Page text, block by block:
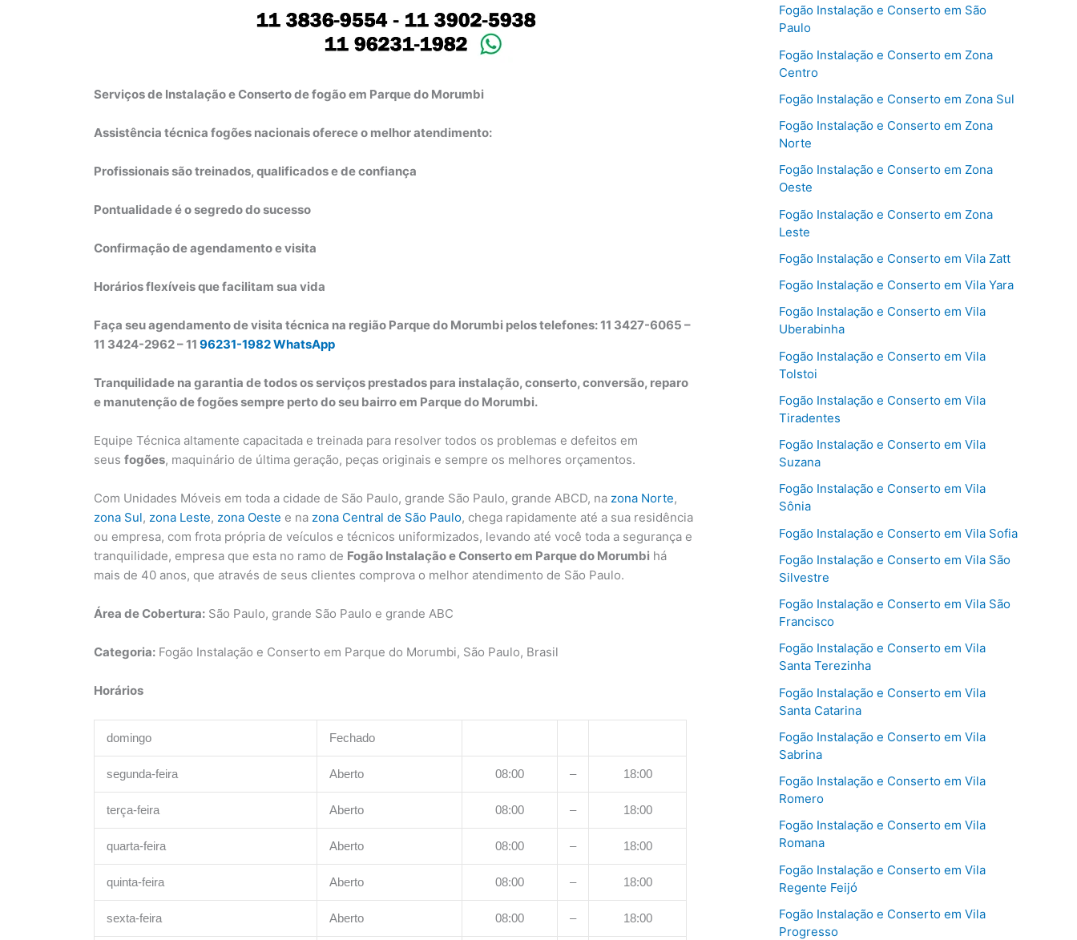
Serviços de Instalação e Conserto de fogão em Parque do Morumbi
Assistência técnica fogões nacionais oferece o melhor atendimento:
Profissionais são treinados, qualificados e de confiança
Pontualidade é o segredo do sucesso
Confirmação de agendamento e visita
Horários flexíveis que facilitam sua vida
Faça seu agendamento de visita técnica na região Parque do Morumbi pelos telefones: 11 3427-6065 –
11 3424-2962 – 11 96231-1982 WhatsApp
Tranquilidade na garantia de todos os serviços prestados para instalação, conserto, conversão, reparo
e manutenção de fogões sempre perto do seu bairro em Parque do Morumbi.
Equipe Técnica altamente capacitada e treinada para resolver todos os problemas e defeitos em
seus fogões, maquinário de última geração, peças originais e sempre os melhores orçamentos.
Com Unidades Móveis em toda a cidade de São Paulo, grande São Paulo, grande ABCD, na zona Norte,
zona Sul, zona Leste, zona Oeste e na zona Central de São Paulo, chega rapidamente até a sua residência
ou empresa, com frota própria de veículos e técnicos uniformizados, levando até você toda a segurança e
tranquilidade, empresa que esta no ramo de Fogão Instalação e Conserto em Parque do Morumbi há
mais de 40 anos, que através de seus clientes comprova o melhor atendimento de São Paulo.
Área de Cobertura: São Paulo, grande São Paulo e grande ABC
Categoria: Fogão Instalação e Conserto em Parque do Morumbi, São Paulo, Brasil
Horários
domingo Fechado
segunda-feira Aberto 08:00 – 18:00
terça-feira Aberto 08:00 – 18:00
quarta-feira Aberto 08:00 – 18:00
quinta-feira Aberto 08:00 – 18:00
sexta-feira Aberto 08:00 – 18:00
Fogão Instalação e Conserto em São
Paulo
Fogão Instalação e Conserto em Zona
Centro
Fogão Instalação e Conserto em Zona Sul
Fogão Instalação e Conserto em Zona
Norte
Fogão Instalação e Conserto em Zona
Oeste
Fogão Instalação e Conserto em Zona
Leste
Fogão Instalação e Conserto em Vila Zatt
Fogão Instalação e Conserto em Vila Yara
Fogão Instalação e Conserto em Vila
Uberabinha
Fogão Instalação e Conserto em Vila
Tolstoi
Fogão Instalação e Conserto em Vila
Tiradentes
Fogão Instalação e Conserto em Vila
Suzana
Fogão Instalação e Conserto em Vila
Sônia
Fogão Instalação e Conserto em Vila Sofia
Fogão Instalação e Conserto em Vila São
Silvestre
Fogão Instalação e Conserto em Vila São
Francisco
Fogão Instalação e Conserto em Vila
Santa Terezinha
Fogão Instalação e Conserto em Vila
Santa Catarina
Fogão Instalação e Conserto em Vila
Sabrina
Fogão Instalação e Conserto em Vila
Romero
Fogão Instalação e Conserto em Vila
Romana
Fogão Instalação e Conserto em Vila
Regente Feijó
Fogão Instalação e Conserto em Vila
Progresso